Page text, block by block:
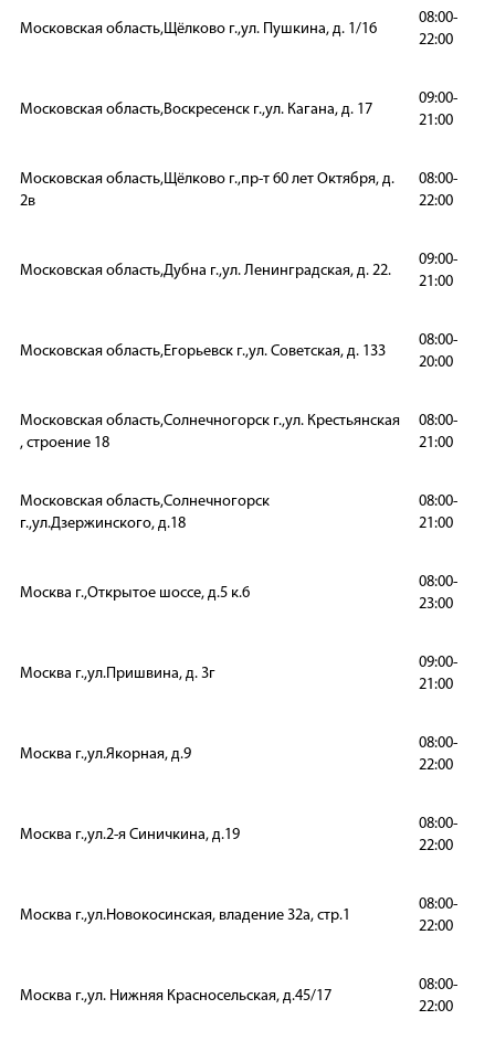
Московская область,Щёлково г.,ул. Пушкина, д. 1/16
08:00-
22:00
Московская область,Воскресенск г.,ул. Кагана, д. 17
09:00-
21:00
Московская область,Щёлково г.,пр-т 60 лет Октября, д.
2в
08:00-
22:00
Московская область,Дубна г.,ул. Ленинградская, д. 22.
09:00-
21:00
Московская область,Егорьевск г.,ул. Советская, д. 133
08:00-
20:00
Московская область,Солнечногорск г.,ул. Крестьянская
, строение 18
08:00-
21:00
Московская область,Солнечногорск
г.,ул.Дзержинского, д.18
08:00-
21:00
Москва г.,Открытое шоссе, д.5 к.6
08:00-
23:00
Москва г.,ул.Пришвина, д. 3г
09:00-
21:00
Москва г.,ул.Якорная, д.9
08:00-
22:00
Москва г.,ул.2-я Синичкина, д.19
08:00-
22:00
Москва г.,ул.Новокосинская, владение 32а, стр.1
08:00-
22:00
Москва г.,ул. Нижняя Красносельская, д.45/17
08:00-
22:00